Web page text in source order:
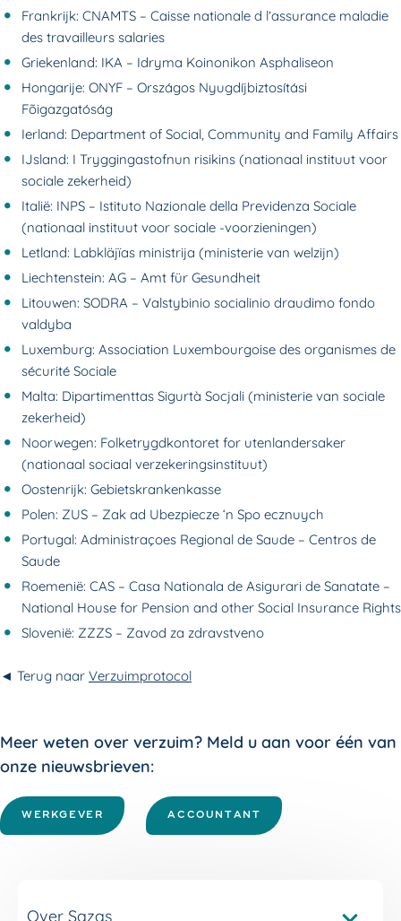
Frankrijk: CNAMTS – Caisse nationale d l’assurance maladie
des travailleurs salaries
Griekenland: IKA – Idryma Koinonikon Asphaliseon
Hongarije: ONYF – Országos Nyugdíjbiztosítási
Fõigazgatóság
Ierland: Department of Social, Community and Family Affairs
IJsland: I Tryggingastofnun risikins (nationaal instituut voor
sociale zekerheid)
Italië: INPS – Istituto Nazionale della Previdenza Sociale
(nationaal instituut voor sociale -voorzieningen)
Letland: Labkläjïas ministrija (ministerie van welzijn)
Liechtenstein: AG – Amt für Gesundheit
Litouwen: SODRA – Valstybinio socialinio draudimo fondo
valdyba
Luxemburg: Association Luxembourgoise des organismes de
sécurité Sociale
Malta: Dipartimenttas Sigurtà Socjali (ministerie van sociale
zekerheid)
Noorwegen: Folketrygdkontoret for utenlandersaker
(nationaal sociaal verzekeringsinstituut)
Oostenrijk: Gebietskrankenkasse
Polen: ZUS – Zak ad Ubezpiecze ‘n Spo ecznuych
Portugal: Administraçoes Regional de Saude – Centros de
Saude
Roemenië: CAS – Casa Nationala de Asigurari de Sanatate –
National House for Pension and other Social Insurance Rights
Slovenië: ZZZS – Zavod za zdravstveno
◄ Terug naar Verzuimprotocol
Meer weten over verzuim? Meld u aan voor één van
onze nieuwsbrieven:
WERKGEVER ACCOUNTANT
Over Sazas